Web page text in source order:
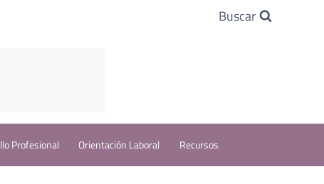
Buscar
Profesional Orientación Laboral Recursos